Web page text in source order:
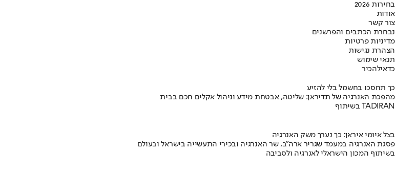
בחירות 2026
אודות
צור קשר
נבחרת הכתבים והפרשנים
מדיניות פרטיות
הצהרת נגישות
תנאי שימוש
כדאילהכיר
כך תחסכו בחשמל בלי להזיע
מהפכת האנרגיה של תדיראן: שליטה, אבטחת מידע וניהול אקלים חכם בבית
בשיתוף TADIRAN
בצל איומי איראן: כך נערך משק האנרגיה
פסגת האנרגיה במעמד שגריר ארה"ב, שר האנרגיה ובכירי התעשייה בישראל ובעולם
בשיתוף המכון הישראלי לאנרגיה ולסביבה